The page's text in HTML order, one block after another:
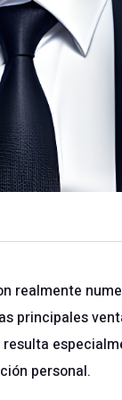
realmente
principales
personal.